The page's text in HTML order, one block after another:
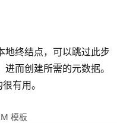
地终结点，可以跳过此步
而创建所需的元数据。
有用。
模板